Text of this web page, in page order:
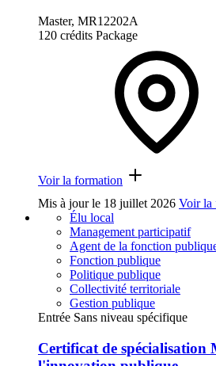
Master, MR12202A
120 crédits Package
Voir la formation
Mis à jour le 18 juillet 2026 Voir la
Élu local
Management participatif
Agent de la fonction
Fonction publique
Politique publique
Collectivité territoriale
Gestion publique
Entrée Sans niveau spécifique
Certificat de spécialisation